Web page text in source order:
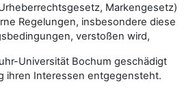
Markengesetz)
Regelungen, insbesondere diese
verstoßen wird,
Universität Bochum geschädigt
ihren Interessen entgegensteht.